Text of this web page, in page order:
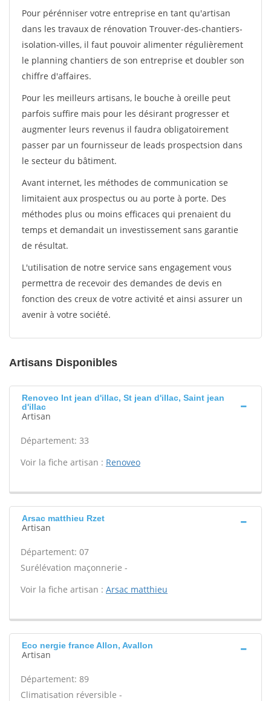
Pour pérénniser votre entreprise en tant qu'artisan
dans les travaux de rénovation Trouver-des-chantiers-
isolation-villes, il faut pouvoir alimenter régulièrement
le planning chantiers de son entreprise et doubler son
chiffre d'affaires.
Pour les meilleurs artisans, le bouche à oreille peut
parfois suffire mais pour les désirant progresser et
augmenter leurs revenus il faudra obligatoirement
passer par un fournisseur de leads prospectsion dans
le secteur du bâtiment.
Avant internet, les méthodes de communication se
limitaient aux prospectus ou au porte à porte. Des
méthodes plus ou moins efficaces qui prenaient du
temps et demandait un investissement sans garantie
de résultat.
L'utilisation de notre service sans engagement vous
permettra de recevoir des demandes de devis en
fonction des creux de votre activité et ainsi assurer un
avenir à votre société.
Artisans Disponibles
Renoveo Int jean d'illac, St jean d'illac, Saint jean
d'illac
Artisan
Département: 33
Voir la fiche artisan : Renoveo
Arsac matthieu Rzet
Artisan
Département: 07
Surélévation maçonnerie -
Voir la fiche artisan : Arsac matthieu
Eco nergie france Allon, Avallon
Artisan
Département: 89
Climatisation réversible -